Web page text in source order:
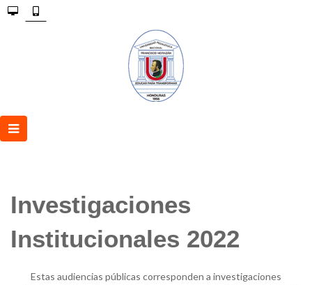
Investigaciones
Institucionales 2022
Estas audiencias públicas corresponden a investigaciones